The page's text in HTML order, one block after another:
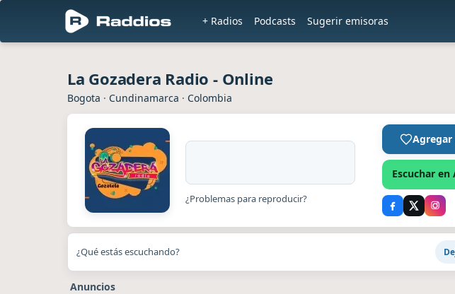
+ Radios Podcasts Sugerir emisoras
La Gozadera Radio - Online
Bogota · Cundinamarca · Colombia
¿Problemas para reproducir?
Agregar
Escuchar
¿Qué estás escuchando?
Anuncios